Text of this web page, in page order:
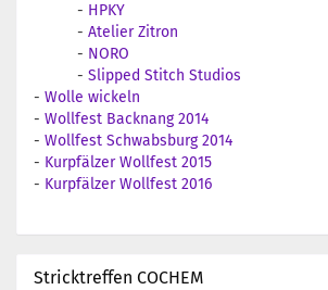
- HPKY
- Atelier Zitron
- NORO
- Slipped Stitch Studios
- Wolle wickeln
- Wollfest Backnang 2014
- Wollfest Schwabsburg 2014
- Kurpfälzer Wollfest 2015
- Kurpfälzer Wollfest 2016
Stricktreffen COCHEM